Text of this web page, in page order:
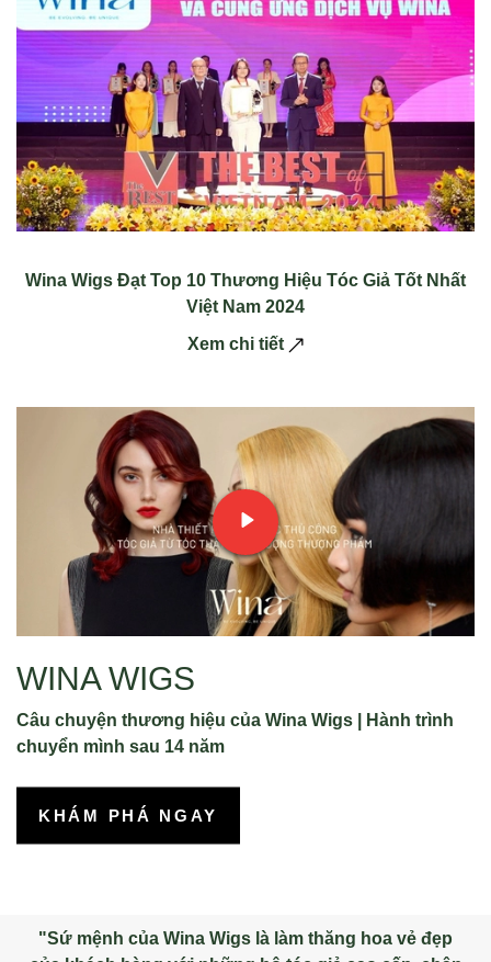
Wina Wigs Đạt Top 10 Thương Hiệu Tóc Giả Tốt Nhất
Việt Nam 2024
Xem chi tiết
WINA WIGS
Câu chuyện thương hiệu của Wina Wigs | Hành trình
chuyển mình sau 14 năm
KHÁM PHÁ NGAY
"Sứ mệnh của Wina Wigs là làm thăng hoa vẻ đẹp